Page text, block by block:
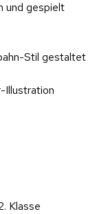
und gespielt
Stil gestaltet
Illustration
Klasse